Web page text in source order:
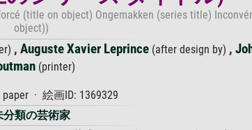
(title on object) Ongemakken (series title)
object))
, Auguste Xavier Leprince (after design by) ,
(printer)
· 絵画ID: 1369329
分類の芸術家